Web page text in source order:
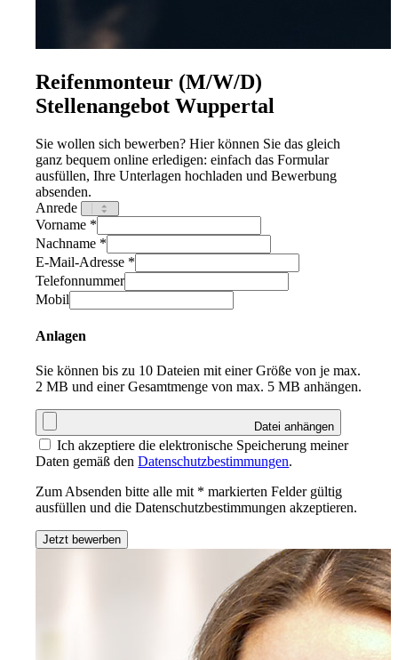
Menü
Reifenmonteur (M/W/D)
Stellenangebot Wuppertal
Sie wollen sich bewerben? Hier können Sie das gleich
ganz bequem online erledigen: einfach das Formular
ausfüllen, Ihre Unterlagen hochladen und Bewerbung
absenden.
Anrede
Vorname *
Nachname *
E-Mail-Adresse *
Telefonnummer
Mobil
Anlagen
Sie können bis zu 10 Dateien mit einer Größe von je max.
2 MB und einer Gesamtmenge von max. 5 MB anhängen.
Datei anhängen
Ich akzeptiere die elektronische Speicherung meiner
Daten gemäß denDatenschutzbestimmungen.
Zum Absenden bitte alle mit * markierten Felder gültig
ausfüllen und die Datenschutzbestimmungen akzeptieren.
Jetzt bewerben